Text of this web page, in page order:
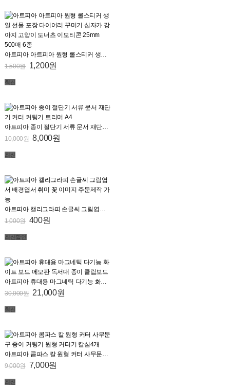
아트피아 아트피아 원형 롤스티커 생일 선물 포장 다이어리 꾸미기 십자가 강아지 고양이 도너츠 이모티콘 25mm 500매 6종
1,500원 1,200원
최신
아트피아 종이 절단기 서류 문서 재단기 커터 커팅기 트리머 A4
10,000원 8,000원
최신
아트피아 캘리그라피 손글씨 그림엽서 배경엽서 취미 꽃 이미지 주문제작 가능
1,000원 400원
최신 할인
아트피아 휴대용 마그네틱 다기능 화이트 보드 메모판 독서대 종이 클립보드
30,000원 21,000원
최신
아트피아 콤파스 칼 원형 커터 사무문구 종이 커팅기 원형 커터기 칼심4개
9,000원 7,000원
최신